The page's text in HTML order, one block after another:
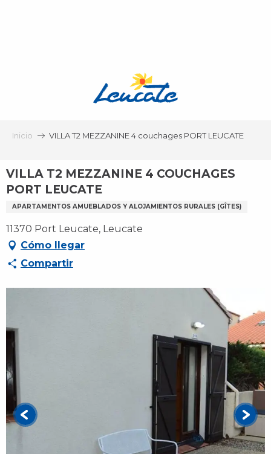
Inicio VILLA T2 MEZZANINE 4 couchages PORT LEUCATE
VILLA T2 MEZZANINE 4 COUCHAGES
PORT LEUCATE
APARTAMENTOS AMUEBLADOS Y ALOJAMIENTOS RURALES (GÎTES)
11370 Port Leucate, Leucate
Cómo llegar
Compartir